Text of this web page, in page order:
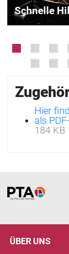
Schnelle
Hier
als
184 KB
Home
ÜBER UNS